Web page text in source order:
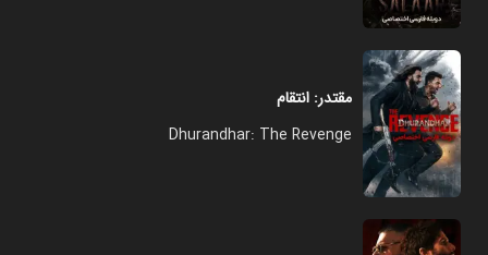
مقتدر: انتقام
Dhurandhar: The Revenge